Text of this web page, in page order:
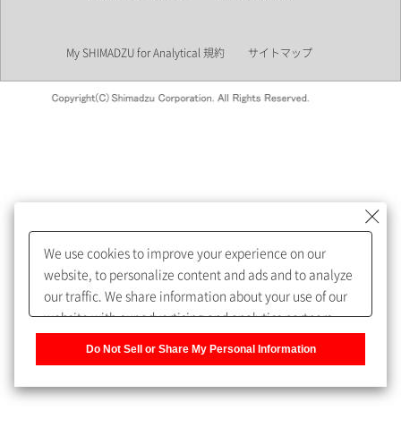
めします。
My SHIMADZU for Analyticalへ登録いただくと、技術情報や
取扱説明書・Webinarなどの閲覧ができます。
うになります。
My SHIMADZU for Analytical 規約 サイトマップ
We use cookies to improve your experience on our
website, to personalize content and ads and to analyze
our traffic. We share information about your use of our
website with our advertising and analytics partners,
Do Not Sell or Share My Personal Information